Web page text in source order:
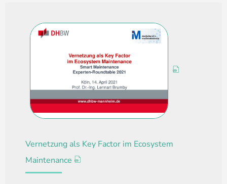
Vernetzung als Key Factor im Ecosystem
Maintenance